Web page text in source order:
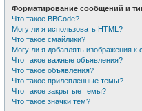
Форматирование сообщений и
Что такое BBCode?
Могу ли я использовать HTML?
Что такое смайлики?
Могу ли я добавлять изображения
Что такое важные объявления?
Что такое объявления?
Что такое прилепленные темы?
Что такое закрытые темы?
Что такое значки тем?